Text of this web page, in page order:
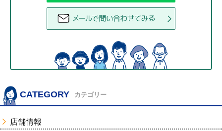
CATEGORY カテゴリー
店舗情報